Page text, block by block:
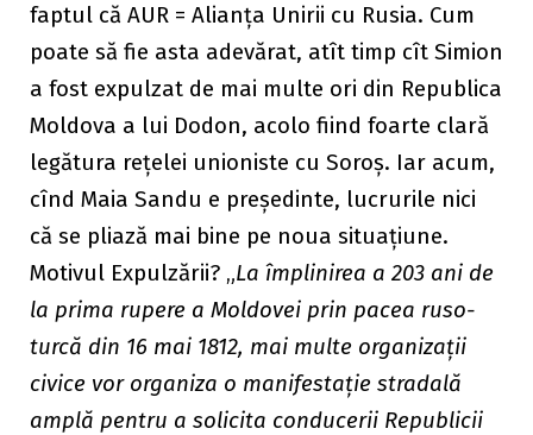
faptul că AUR = Alianța Unirii cu Rusia. Cum
poate să fie asta adevărat, atît timp cît Simion
a fost expulzat de mai multe ori din Republica
Moldova a lui Dodon, acolo fiind foarte clară
legătura rețelei unioniste cu Soroș. Iar acum,
cînd Maia Sandu e președinte, lucrurile nici
că se pliază mai bine pe noua situațiune.
Motivul Expulzării? „La împlinirea a 203 ani de
la prima rupere a Moldovei prin pacea ruso-
turcă din 16 mai 1812, mai multe organizații
civice vor organiza o manifestație stradală
amplă pentru a solicita conducerii Republicii